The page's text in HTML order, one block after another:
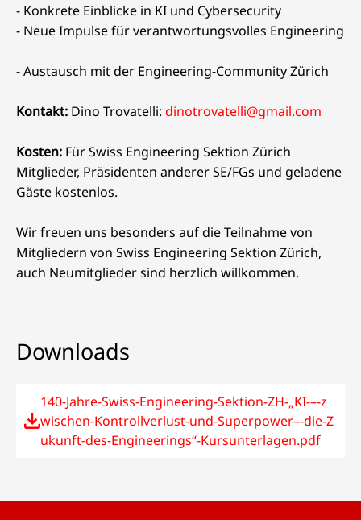
- Konkrete Einblicke in KI und Cybersecurity ​
- Neue Impulse für verantwortungsvolles Engineering
- Austausch mit der Engineering-Community Zürich​
Kontakt: Dino Trovatelli: dinotrovatelli@gmail.com
Kosten: Für Swiss Engineering Sektion Zürich
Mitglieder, Präsidenten anderer SE/FGs und geladene
Gäste kostenlos.
Wir freuen uns besonders auf die Teilnahme von
Mitgliedern von Swiss Engineering Sektion Zürich,
auch Neumitglieder sind herzlich willkommen.
Downloads
140-Jahre-Swiss-Engineering-Sektion-ZH-„KI-–-z
wischen-Kontrollverlust-und-Superpower–-die-Z
ukunft-des-Engineerings“-Kursunterlagen.pdf